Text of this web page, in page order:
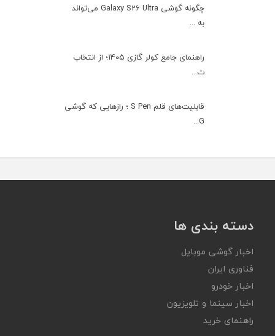
چگونه گوشی Galaxy S26 Ultra می‌تواند
به ...
راهنمای جامع کولر گازی ۱۴۰۵؛ از انتخاب
ت...
قابلیت‌های قلم S Pen ؛ رازهایی که گوشی
G...
دسته بندی ها
اخبار گوشی موبایل
فناوری ایران
اخبار خودرو
اخبار سینما و تلویزیون
راهنمای خرید